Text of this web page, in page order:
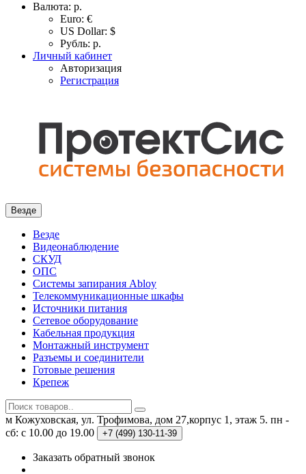
Валюта: р.
Euro: €
US Dollar: $
Рубль: р.
Личный кабинет
Авторизация
Регистрация
Везде
Везде
Видеонаблюдение
СКУД
ОПС
Системы запирания Abloy
Телекоммуникационные шкафы
Источники питания
Сетевое оборудование
Кабельная продукция
Монтажный инструмент
Разъемы и соединители
Готовые решения
Крепеж
м Кожуховская, ул. Трофимова, дом 27,корпус 1, этаж 5. пн -
сб: с 10.00 до 19.00
+7 (499) 130-11-39
Заказать обратный звонок